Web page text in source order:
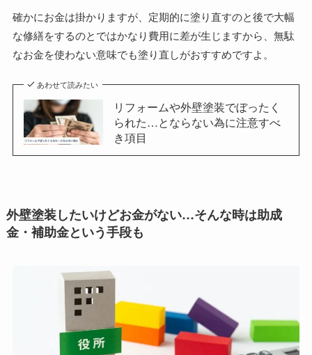
確かにお金は掛かりますが、定期的に塗り直すのと後で大幅
な修繕をするのとではかなり費用に差が生じますから、無駄
なお金を使わない意味でも塗り直しがおすすめですよ。
あわせて読みたい
リフォームや外壁塗装でぼったく
られた…とならない為に注意すべ
き項目
外壁塗装したいけどお金がない…そんな時は助成
金・補助金という手段も